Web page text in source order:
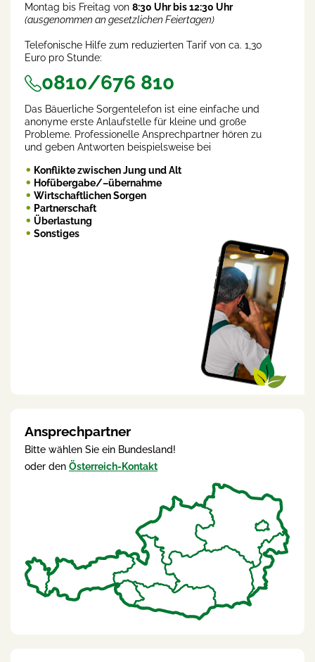
Montag bis Freitag von 8:30 Uhr bis 12:30 Uhr
(ausgenommen an gesetzlichen Feiertagen)
Telefonische Hilfe zum reduzierten Tarif von ca. 1,30
Euro pro Stunde:
0810/676 810
Das Bäuerliche Sorgentelefon ist eine einfache und
anonyme erste Anlaufstelle für kleine und große
Probleme. Professionelle Ansprechpartner hören zu
und geben Antworten beispielsweise bei
Konflikte zwischen Jung und Alt
Hofübergabe/–übernahme
Wirtschaftlichen Sorgen
Partnerschaft
Überlastung
Sonstiges
Ansprechpartner
Bitte wählen Sie ein Bundesland!
oder den Österreich-Kontakt